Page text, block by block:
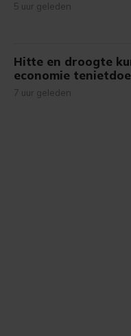
5 uur geleden
Hitte en droogte
economie
7 uur geleden